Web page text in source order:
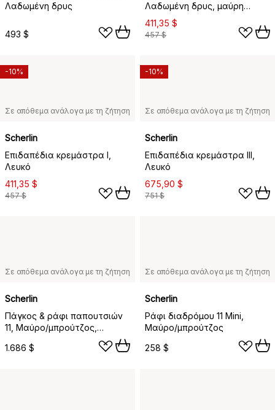
Λαδωμένη δρυς
493 $
Λαδωμένη δρυς, μαύρη
μεταλλική βάση
411,35 $
457 $
Σε απόθεμα ανάλογα με τη ζήτηση
Scherlin
Επιδαπέδια κρεμάστρα I,
Λευκό
411,35 $
457 $
-10%
Σε απόθεμα ανάλογα με τη ζήτηση
Scherlin
Επιδαπέδια κρεμάστρα III,
Λευκό
675,90 $
751 $
-10%
Σε απόθεμα ανάλογα με τη ζήτηση
Scherlin
Πάγκος & ράφι παπουτσιών
11, Μαύρο/μπρούτζος,
μαξιλάρι από μαύρο δέρμα
1.686 $
Σε απόθεμα ανάλογα με τη ζήτηση
Scherlin
Ράφι διαδρόμου 11 Mini,
Μαύρο/μπρούτζος
258 $